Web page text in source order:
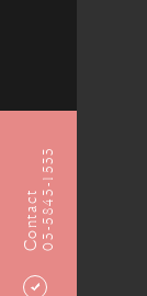
Contact03-5843-1533